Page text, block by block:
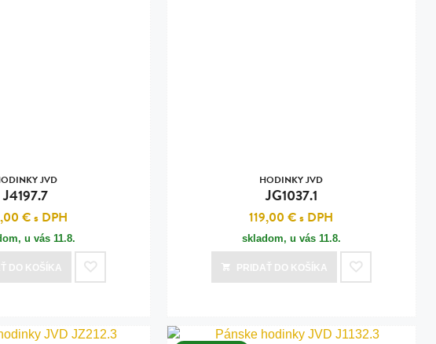
JVD
J4197.7
€s DPH
u vás 11.8.
DO KOŠÍKA
HODINKY JVD
JG1037.1
119,00 €s DPH
skladom, u vás 11.8.
PRIDAŤDO KOŠÍKA